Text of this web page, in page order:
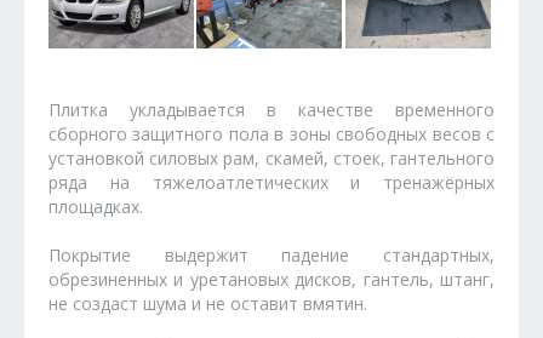
Плитка укладывается в качестве временного
сборного защитного пола в зоны свободных весов с
установкой силовых рам, скамей, стоек, гантельного
ряда на тяжелоатлетических и тренажёрных
площадках.
Покрытие выдержит падение стандартных,
обрезиненных и уретановых дисков, гантель, штанг,
не создаст шума и не оставит вмятин.